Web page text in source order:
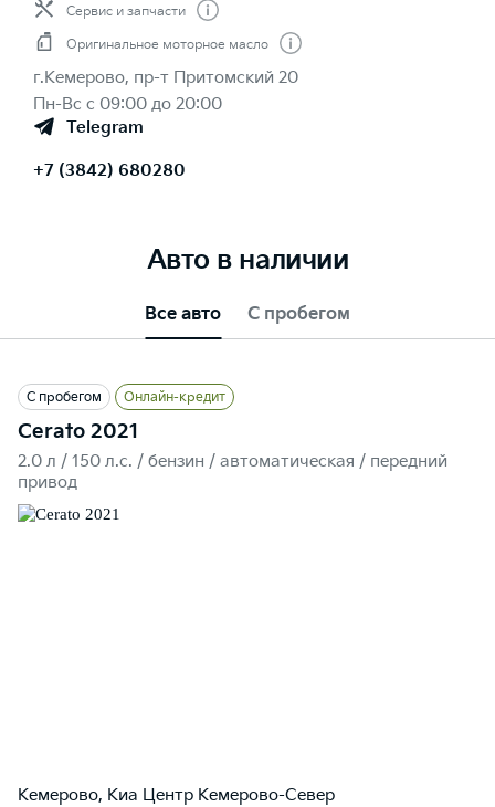
Сервис и запчасти
Оригинальное моторное масло
г.Кемерово, пр-т Притомский 20
Пн-Вс с 09:00 до 20:00
Telegram
+7 (3842) 680280
Авто в наличии
Все авто С пробегом
С пробегом Онлайн-кредит
Cerato 2021
2.0 л / 150 л.c. / бензин / автоматическая / передний
привод
Кемерово, Киа Центр Кемерово-Север